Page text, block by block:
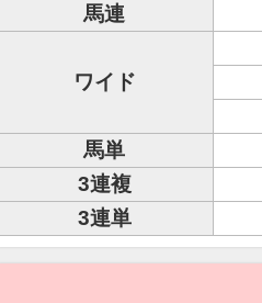
馬連
ワイド
馬単
3連複
3連単